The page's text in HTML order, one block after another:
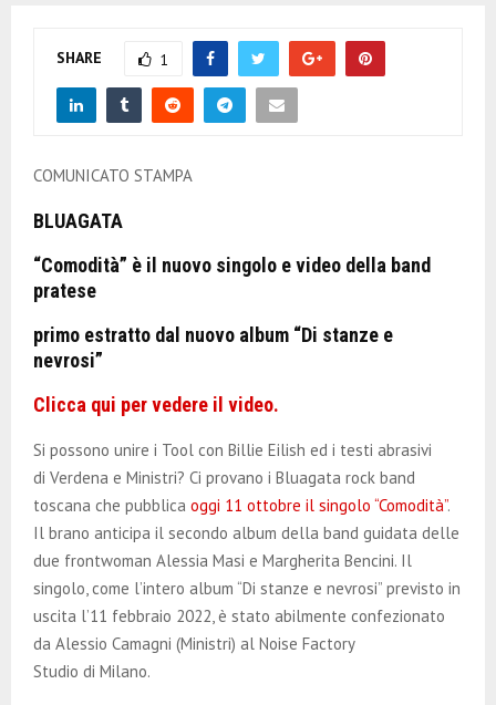
N
U
SHARE 1
COMUNICATO STAMPA
BLUAGATA
“Comodità” è il nuovo singolo e video della band
pratese
primo estratto dal nuovo album “Di stanze e
nevrosi”
Clicca qui per vedere il video.
Si possono unire i Tool con Billie Eilish ed i testi abrasivi
di Verdena e Ministri? Ci provano i Bluagata rock band
toscana che pubblica oggi 11 ottobre il singolo “Comodità”.
Il brano anticipa il secondo album della band guidata delle
due frontwoman Alessia Masi e Margherita Bencini. Il
singolo, come l’intero album “Di stanze e nevrosi” previsto in
uscita l’11 febbraio 2022, è stato abilmente confezionato
da Alessio Camagni (Ministri) al Noise Factory
Studio di Milano.